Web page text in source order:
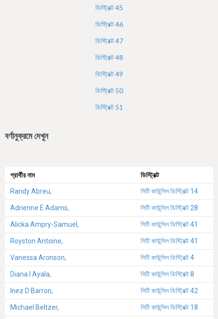
ডিস্ট্রিক্ট45
ডিস্ট্রিক্ট46
ডিস্ট্রিক্ট47
ডিস্ট্রিক্ট48
ডিস্ট্রিক্ট49
ডিস্ট্রিক্ট 50
ডিস্ট্রিক্ট 51
বর্ণানুক্রমে দেখুন
প্রার্থীর নাম ডিস্ট্রিক্ট
Randy Abreu, সিটি কাউন্সিল ডিস্ট্রিক্ট 14
Adrienne E Adams, সিটি কাউন্সিল ডিস্ট্রিক্ট 28
Alicka Ampry-Samuel, সিটি কাউন্সিল ডিস্ট্রিক্ট 41
Royston Antoine, সিটি কাউন্সিল ডিস্ট্রিক্ট 41
Vanessa Aronson, সিটি কাউন্সিল ডিস্ট্রিক্ট 4
Diana I Ayala, সিটি কাউন্সিল ডিস্ট্রিক্ট 8
Inez D Barron, সিটি কাউন্সিল ডিস্ট্রিক্ট 42
Michael Beltzer, সিটি কাউন্সিল ডিস্ট্রিক্ট 18